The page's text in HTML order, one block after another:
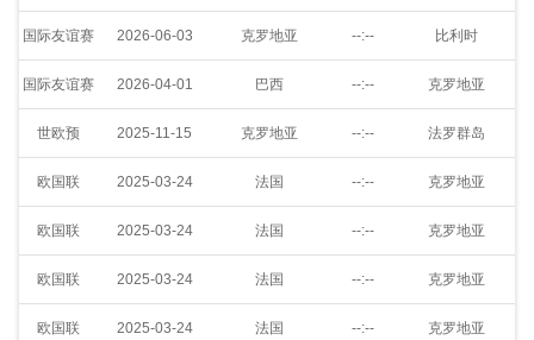
国际友谊赛 2026-06-03 克罗地亚 --:-- 比利时
国际友谊赛 2026-04-01 巴西 --:-- 克罗地亚
世欧预 2025-11-15 克罗地亚 --:-- 法罗群岛
欧国联 2025-03-24 法国 --:-- 克罗地亚
欧国联 2025-03-24 法国 --:-- 克罗地亚
欧国联 2025-03-24 法国 --:-- 克罗地亚
欧国联 2025-03-24 法国 --:-- 克罗地亚